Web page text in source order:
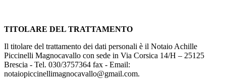
TITOLARE DEL TRATTAMENTO
Il titolare del trattamento dei dati personali è il Notaio Achille
Piccinelli Magnocavallo con sede in Via Corsica 14/H – 25125
Brescia - Tel. 030/3757364 fax - Email:
notaiopiccinellimagnocavallo@gmail.com.